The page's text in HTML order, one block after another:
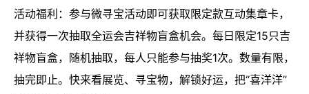
活动福利：参与微寻宝活动即可获取限定款互动集章卡，
并获得一次抽取全运会吉祥物盲盒机会。每日限定15只吉
祥物盲盒，随机抽取，每人只能参与抽奖1次。数量有限，
抽完即止。快来看展览、寻宝物，解锁好运，把“喜洋洋”